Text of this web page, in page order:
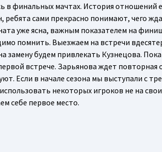
в финальных мачтах. История отношений
сами прекрасно понимают, чего
уже ясна, важным показателем на
помнить. Выезжаем на встречи
будем привлекать Кузнецова.
встрече. Зарьянова ждет повторная
Если в начале сезона мы выступали с
некоторых игроков не на
себе первое место.